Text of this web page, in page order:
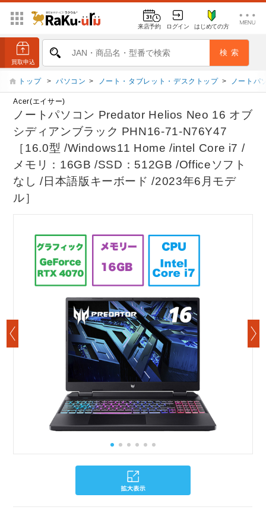
来店予約 ログイン はじめての方
トップ > パソコン > ノート・タブレット・デスクトップ > ノートパ
Acer(エイサー)
ノートパソコン Predator Helios Neo 16 オブ
シディアンブラック PHN16-71-N76Y47
［16.0型 /Windows11 Home /intel Core i7 /
メモリ：16GB /SSD：512GB /Officeソフト
なし /日本語版キーボード /2023年6月モデ
ル］